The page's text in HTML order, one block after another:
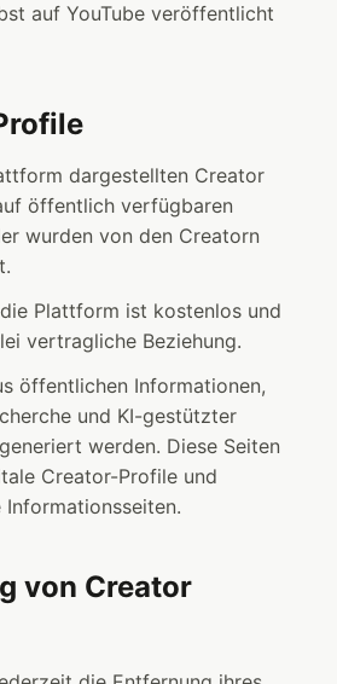
auf YouTube veröffentlicht
dargestellten Creator
öffentlich verfügbaren
wurden von den Creatorn
Plattform ist kostenlos und
vertragliche Beziehung.
öffentlichen Informationen,
und KI-gestützter
werden. Diese Seiten
Creator-Profile und
von Creator